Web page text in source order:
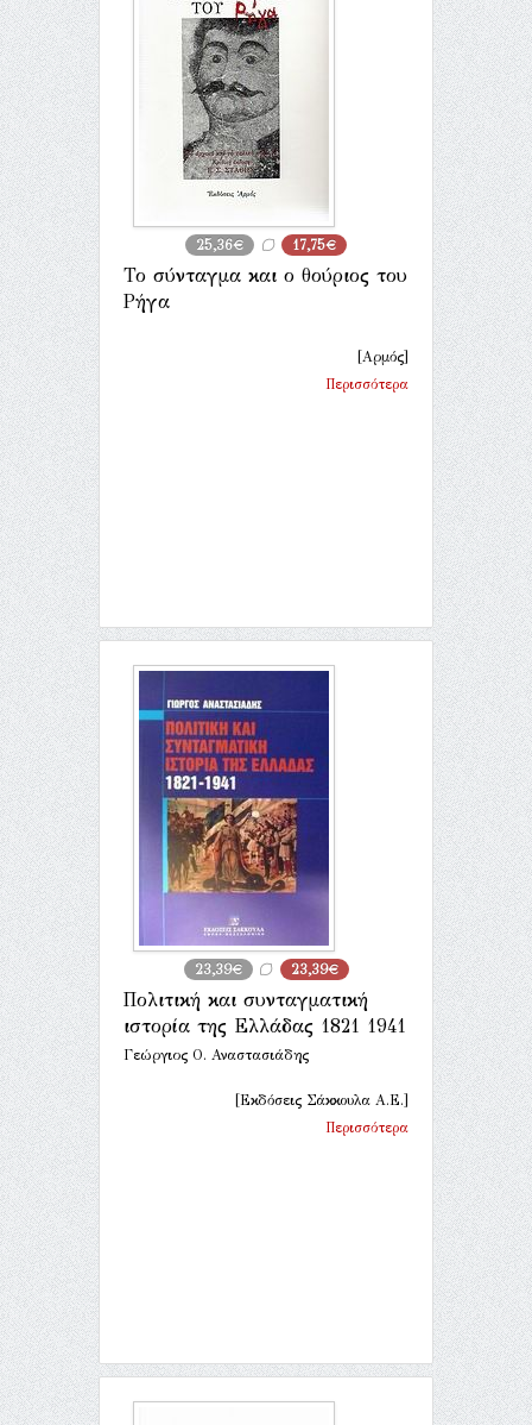
25,36€ 17,75€
Το σύνταγμα και ο θούριος του
Ρήγα
[Αρμός]
Περισσότερα
23,39€ 23,39€
Πολιτική και συνταγματική
ιστορία της Ελλάδας 1821 1941
Γεώργιος Ο. Αναστασιάδης
[Εκδόσεις Σάκκουλα Α.Ε.]
Περισσότερα